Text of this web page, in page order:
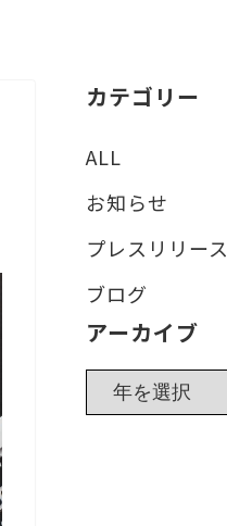
カテゴリー
ALL
お知らせ
プレスリリース
ブログ
アーカイブ